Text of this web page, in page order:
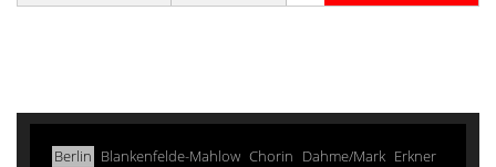
Berlin Blankenfelde-Mahlow Chorin Dahme/Mark Erkner